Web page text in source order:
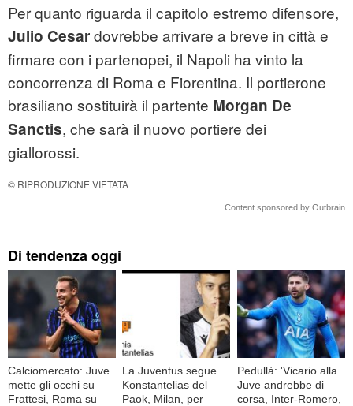
Per quanto riguarda il capitolo estremo difensore,
Julio Cesardovrebbe arrivare a breve in città e
firmare con i partenopei, il Napoli ha vinto la
concorrenza di Roma e Fiorentina. Il portierone
brasiliano sostituirà il partente Morgan De
Sanctis, che sarà il nuovo portiere dei
giallorossi.
© RIPRODUZIONE VIETATA
Content sponsored by Outbrain
Di tendenza oggi
Calciomercato: Juve
mette gli occhi su
Frattesi, Roma su
La Juventus segue
Konstantelias del
Paok, Milan, per
Pedullà: 'Vicario alla
Juve andrebbe di
corsa, Inter-Romero,